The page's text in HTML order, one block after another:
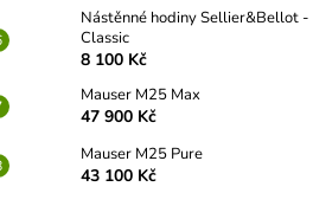
Nástěnné hodiny Sellier&Bellot -
Classic
8 100 Kč
Mauser M25 Max
47 900 Kč
Mauser M25 Pure
43 100 Kč